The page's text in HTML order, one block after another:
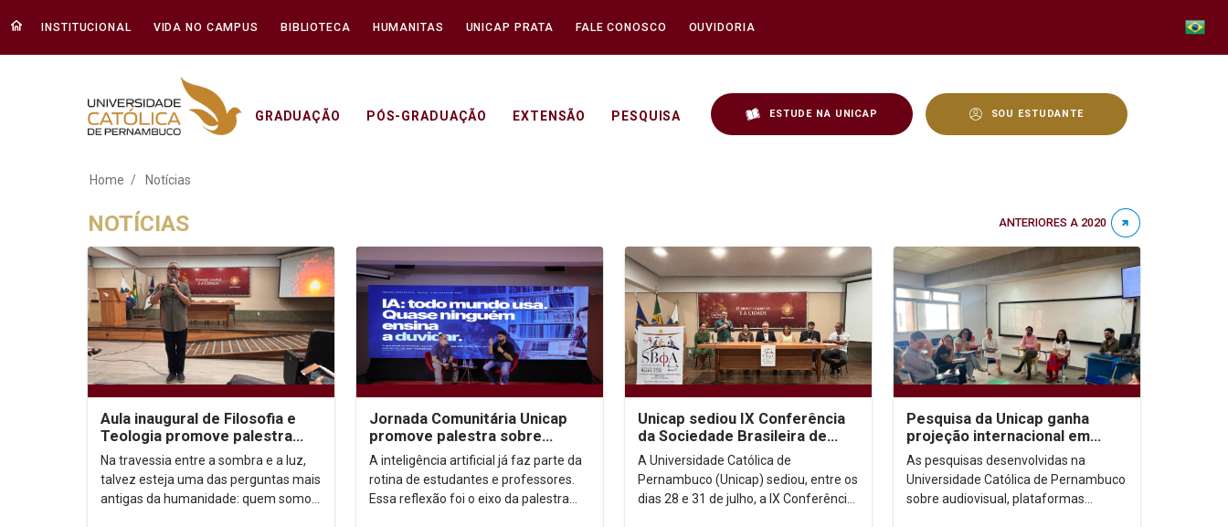
INSTITUCIONAL VIDA NO CAMPUS BIBLIOTECA HUMANITAS UNICAP PRATA FALE CONOSCO OUVIDORIA
GRADUAÇÃO PÓS-GRADUAÇÃO EXTENSÃO PESQUISA ESTUDE NA UNICAP SOU ESTUDANTE
Notícias - Unicap
Home Notícias
NOTÍCIAS ANTERIORES A 2020
Aula inaugural de Filosofia e
Teologia promove palestra
sobre autoconhecimento
Na travessia entre a sombra e a luz,
talvez esteja uma das perguntas mais
antigas da humanidade: quem somos,
Jornada Comunitária Unicap
promove palestra sobre
aprendizagem com uso de IA
A inteligência artificial já faz parte da
rotina de estudantes e professores.
Essa reflexão foi o eixo da palestra
Unicap sediou IX Conferência
da Sociedade Brasileira de
Filosofia Analítica
A Universidade Católica de
Pernambuco (Unicap) sediou, entre os
dias 28 e 31 de julho, a IX Conferência
Pesquisa da Unicap ganha
projeção internacional em
congressos no Brasil e no
México
As pesquisas desenvolvidas na
Universidade Católica de Pernambuco
sobre audiovisual, plataformas